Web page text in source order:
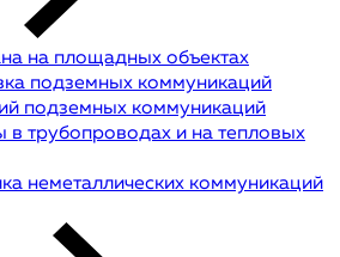
на площадных объектах
подземных коммуникаций
подземных коммуникаций
в трубопроводах и на тепловых
неметаллических коммуникаций